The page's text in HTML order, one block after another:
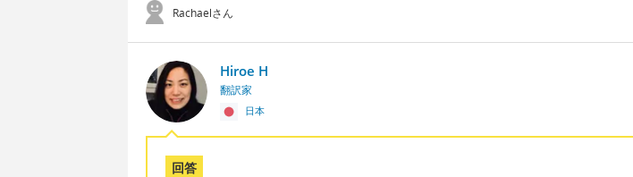
Rachaelさん
Hiroe H
翻訳家
日本
回答